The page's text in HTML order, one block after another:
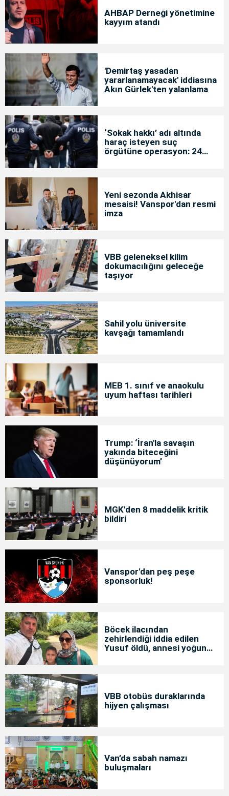
AHBAP Derneği yönetimine
kayyım atandı
'Demirtaş yasadan
yararlanamayacak' iddiasına
Akın Gürlek'ten yalanlama
‘Sokak hakkı’ adı altında
haraç isteyen suç
örgütüne operasyon: 24
Yeni sezonda Akhisar
mesaisi! Vanspor'dan resmi
imza
VBB geleneksel kilim
dokumacılığını geleceğe
taşıyor
Sahil yolu üniversite
kavşağı tamamlandı
MEB 1. sınıf ve anaokulu
uyum haftası tarihleri
Trump: ‘İran'la savaşın
yakında biteceğini
düşünüyorum’
MGK'den 8 maddelik kritik
bildiri
Vanspor'dan peş peşe
sponsorluk!
Böcek ilacından
zehirlendiği iddia edilen
Yusuf öldü, annesi yoğun
VBB otobüs duraklarında
hijyen çalışması
Van’da sabah namazı
buluşmaları